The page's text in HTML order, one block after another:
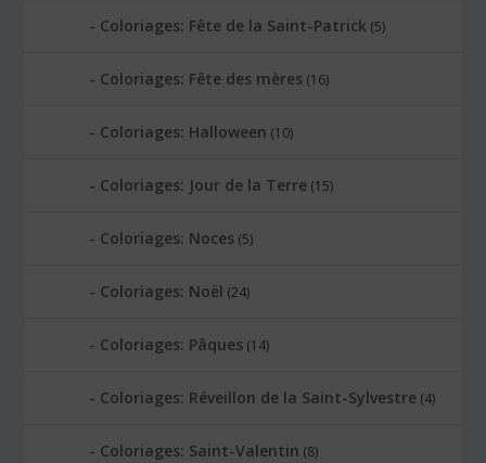
Coloriages: Fête de la Saint-Patrick (5)
Coloriages: Fête des mères (16)
Coloriages: Halloween (10)
Coloriages: Jour de la Terre (15)
Coloriages: Noces (5)
Coloriages: Noël (24)
Coloriages: Pâques (14)
Coloriages: Réveillon de la Saint-Sylvestre (4)
Coloriages: Saint-Valentin (8)